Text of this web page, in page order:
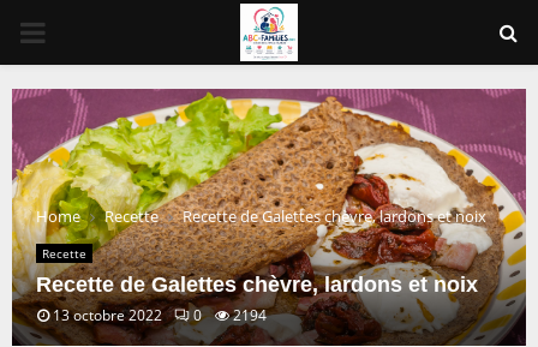
PRIMARY
MENU
Home Recette Recette de Galettes chèvre, lardons et noix
Recette
Recette de Galettes chèvre, lardons et noix
13 octobre 2022 0 2194